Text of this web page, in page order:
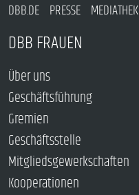
DBB.DE PRESSE MEDIATHEK
DBB FRAUEN
Über uns
Geschäftsführung
Gremien
Geschäftsstelle
Mitgliedsgewerkschaften
Kooperationen